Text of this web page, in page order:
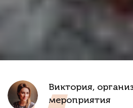
Виктория,
мероприятия